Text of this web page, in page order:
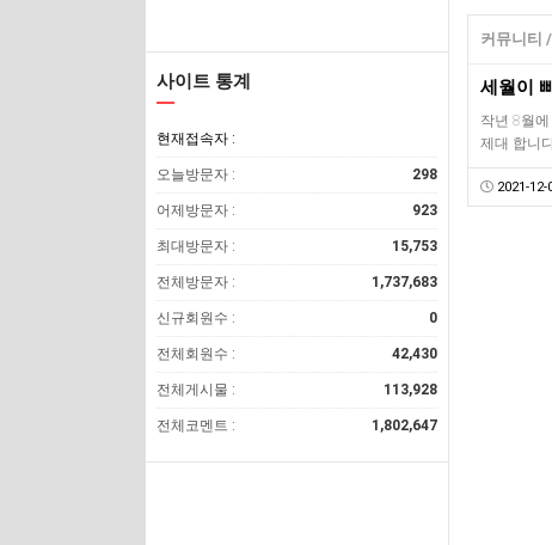
사이트 통계
현재접속자 :
오늘방문자 : 298
어제방문자 : 923
최대방문자 : 15,753
전체방문자 : 1,737,683
신규회원수 : 0
전체회원수 : 42,430
전체게시물 : 113,928
전체코멘트 : 1,802,647
커뮤니티
작년 8월
제대 합니
2021-12-